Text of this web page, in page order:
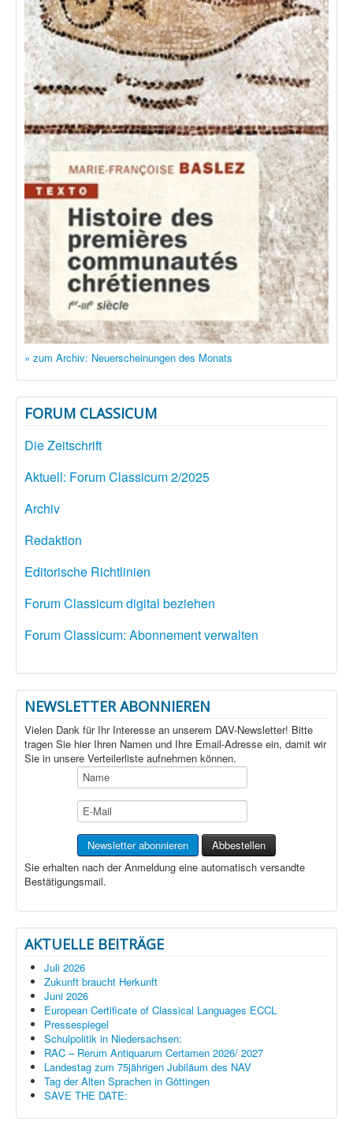
» zum Archiv: Neuerscheinungen des Monats
FORUM CLASSICUM
Die Zeitschrift
Aktuell: Forum Classicum 2/2025
Archiv
Redaktion
Editorische Richtlinien
Forum Classicum digital beziehen
Forum Classicum: Abonnement verwalten
NEWSLETTER ABONNIEREN
Vielen Dank für Ihr Interesse an unserem DAV-Newsletter! Bitte
tragen Sie hier Ihren Namen und Ihre Email-Adresse ein, damit wir
Sie in unsere Verteilerliste aufnehmen können.
Sie erhalten nach der Anmeldung eine automatisch versandte
Bestätigungsmail.
AKTUELLE BEITRÄGE
Juli 2026
Zukunft braucht Herkunft
Juni 2026
European Certificate of Classical Languages ECCL
Pressespiegel
Schulpolitik in Niedersachsen:
RAC – Rerum Antiquarum Certamen 2026/ 2027
Landestag zum 75jährigen Jubiläum des NAV
Tag der Alten Sprachen in Göttingen
SAVE THE DATE: